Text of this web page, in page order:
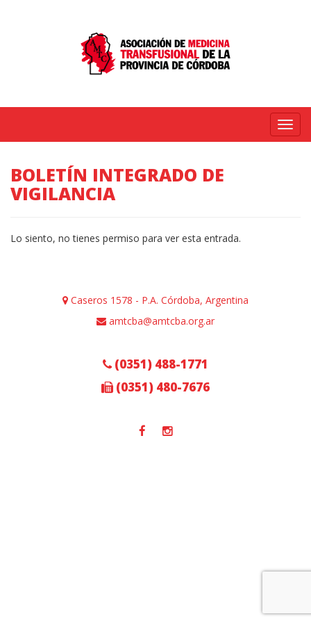
Menú
BOLETÍN INTEGRADO DE
VIGILANCIA
Lo siento, no tienes permiso para ver esta entrada.
Caseros 1578 - P.A. Córdoba, Argentina
amtcba@amtcba.org.ar
(0351) 488-1771
(0351) 480-7676